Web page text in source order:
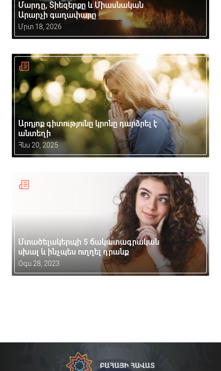
Մարդը, Տիեզերքը և Միասնական
Արարչի գաղափարը
Մրտ 18, 2026
Արդյոք գիտությունը կրոնը դարձրել է
անտեղի
Հնս 20, 2025
Մտածելակերպի 5 ճակատագրական
սխալ և ինչպես ուղղել դրանք
Օգս 28, 2023